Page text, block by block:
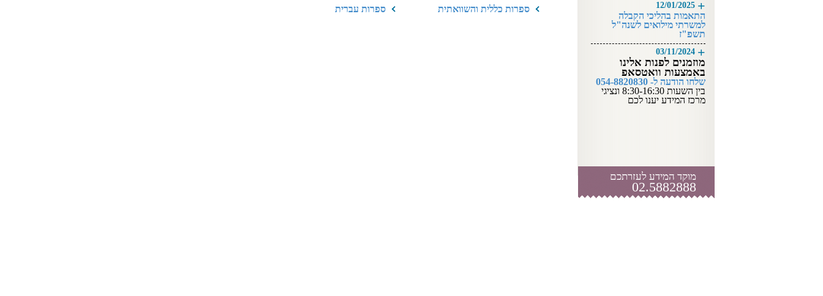
12/01/2025
התאמות בהליכי הקבלה
למשרתי מילואים לשנה"ל
תשפ"ז
03/11/2024
מוזמנים לפנות אלינו
באמצעות וואטסאפ
שלחו הודעה ל- 054-8820830
בין השעות 8:30-16:30 ונציגי
מרכז המידע יענו לכם
מוקד המידע לעזרתכם
02.5882888
ספרות כללית והשוואתית ספרות עברית